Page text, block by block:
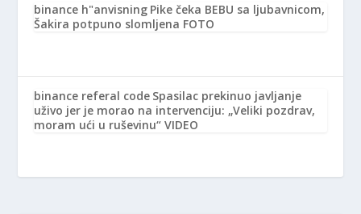
binance h"anvisning Pike čeka BEBU sa ljubavnicom,
Šakira potpuno slomljena FOTO
binance referal code Spasilac prekinuo javljanje
uživo jer je morao na intervenciju: „Veliki pozdrav,
moram ući u ruševinu“ VIDEO